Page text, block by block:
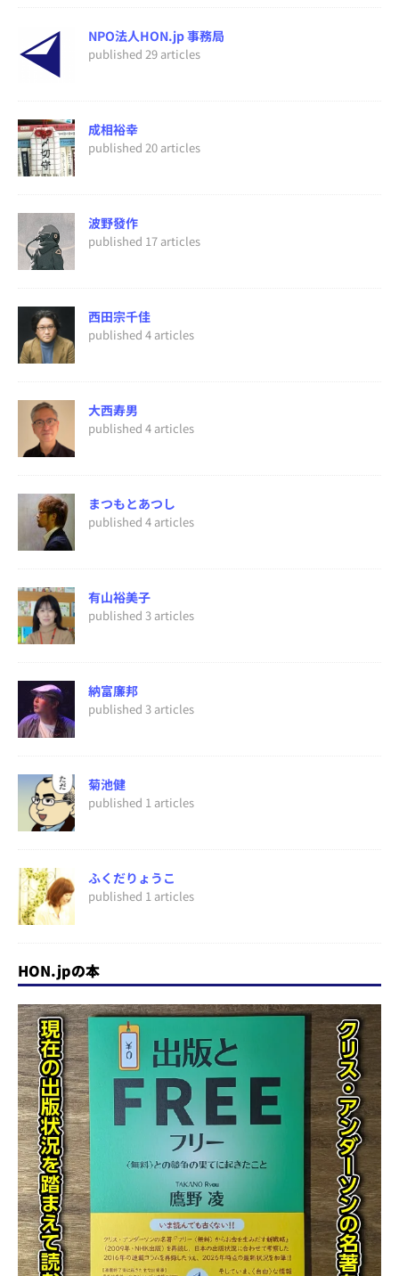
NPO法人HON.jp 事務局
published 29 articles
成相裕幸
published 20 articles
波野發作
published 17 articles
西田宗千佳
published 4 articles
大西寿男
published 4 articles
まつもとあつし
published 4 articles
有山裕美子
published 3 articles
納富廉邦
published 3 articles
菊池健
published 1 articles
ふくだりょうこ
published 1 articles
HON.jpの本